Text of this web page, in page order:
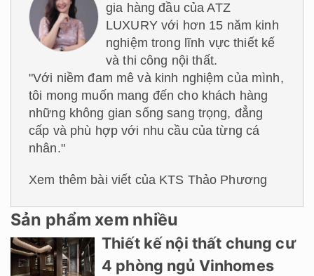
gia hàng đầu của ATZ
LUXURY với hơn 15 năm kinh
nghiệm trong lĩnh vực thiết kế
và thi công nội thất.
"Với niềm đam mê và kinh nghiệm của mình,
tôi mong muốn mang đến cho khách hàng
những không gian sống sang trọng, đẳng
cấp và phù hợp với nhu cầu của từng cá
nhân."
Xem thêm bài viết của KTS Thảo Phương
Sản phẩm xem nhiều
Thiết kế nội thất chung cư
4 phòng ngủ Vinhomes